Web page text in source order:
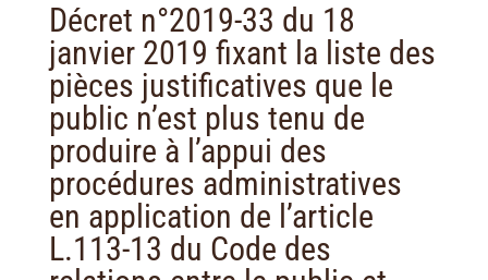
Décret n°2019-33 du 18
janvier 2019 fixant la liste des
pièces justificatives que le
public n’est plus tenu de
produire à l’appui des
procédures administratives
en application de l’article
L.113-13 du Code des